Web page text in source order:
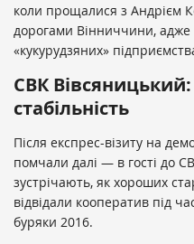
коли прощалися з Андрієм
дорогами Вінниччини,
«кукурудзяних»
СВК
стабільність
Після експрес-візиту на
помчали далі — в гості до
зустрічають, як хороших
відвідали кооператив під
буряки 2016.